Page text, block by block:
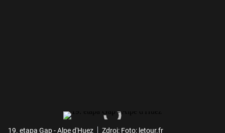
19. etapa Gap - Alpe d'Huez Zdroj: Foto: letour.fr